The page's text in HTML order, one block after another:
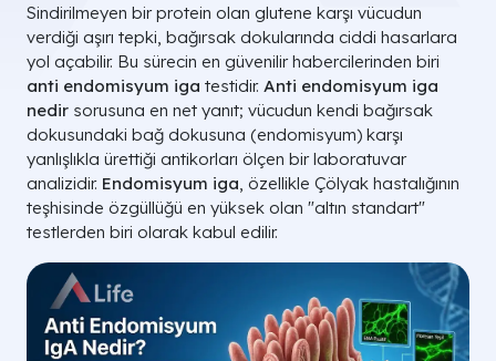
Sindirilmeyen bir protein olan glutene karşı vücudun
verdiği aşırı tepki, bağırsak dokularında ciddi hasarlara
yol açabilir. Bu sürecin en güvenilir habercilerinden biri
anti endomisyum iga testidir. Anti endomisyum iga
nedir sorusuna en net yanıt; vücudun kendi bağırsak
dokusundaki bağ dokusuna (endomisyum) karşı
yanlışlıkla ürettiği antikorları ölçen bir laboratuvar
analizidir. Endomisyum iga, özellikle Çölyak hastalığının
teşhisinde özgüllüğü en yüksek olan "altın standart"
testlerden biri olarak kabul edilir.